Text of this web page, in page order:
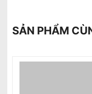
SẢN PHẨM